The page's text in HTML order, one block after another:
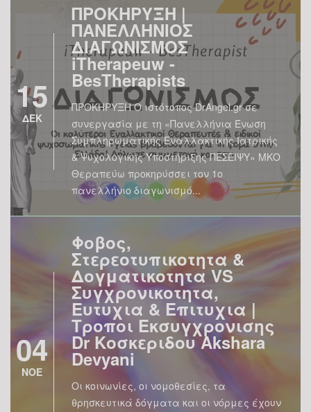
15
ΔΕΚ
ΠΡΟΚΗΡΥΞΗ |
ΠΑΝΕΛΛΗΝΙΟΣ
ΔΙΑΓΩΝΙΣΜΟΣ
iTherapeuw -
BesTherapists
ΠΡΟΚΗΡΥΞΗ Ο ιστότοπος DrAngel.gr σε
συνεργασία με τη «Πανελλήνια Ένωση
Συμπληρωματικής Εναλλακτικής Ιατρικής
& Ψυχολογικής Υποστήριξης ΠΕΣΕΙΨΥ» ΜΚΟ
Θεραπεύω προκηρύσσει τον 1ο
πανελλήνιο διαγωνισμό...
04
ΝΟΕ
Φοβος,
Στερεοτυπικοτητα &
Δογματικοτητα VS
Συγχρονικοτητα,
Ευτυχια & Επιτυχια |
Τροποι Εκσυγχρονισης
Dr Κοσκεριδου Akshara
Devyani
Οι κοινωνίες, οι νομοθεσίες, τα
θρησκευτικά δόγματα και οι νόρμες έχουν